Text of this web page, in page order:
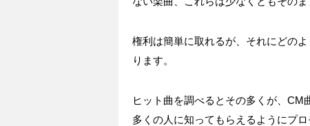
権利は簡単に取れるが、それにどの
ります。
ヒット曲を調べるとその多くが、 CM
多くの人に知ってもらえるようにプ